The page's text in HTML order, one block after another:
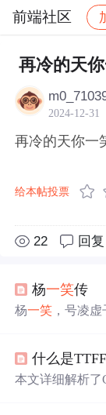
前端社区
社区 前端社
再冷的天
2024-12-31
再冷的天你一
给本帖投票
22 回复
杨一笑传
杨一笑 ，号凌
之卒。
什么是TTFF
本文详细解析了